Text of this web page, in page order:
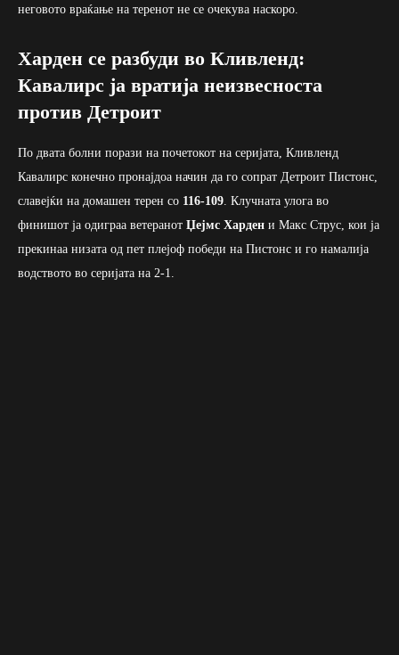
неговото враќање на теренот не се очекува наскоро.
Харден се разбуди во Кливленд:
Кавалирс ја вратија неизвесноста
против Детроит
По двата болни порази на почетокот на серијата, Кливленд
Кавалирс конечно пронајдоа начин да го сопрат Детроит Пистонс,
славејќи на домашен терен со 116-109 . Клучната улога во
финишот ја одиграа ветеранот Џејмс Харден и Макс Струс, кои ја
прекинаа низата од пет плејоф победи на Пистонс и го намалија
водството во серијата на 2-1.